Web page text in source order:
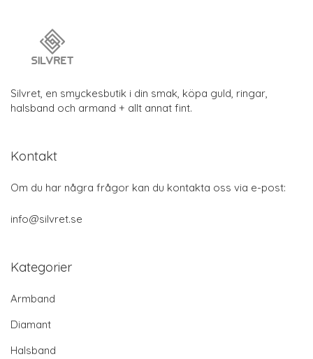
Silvret, en smyckesbutik i din smak, köpa guld, ringar,
halsband och armand + allt annat fint.
Kontakt
Om du har några frågor kan du kontakta oss via e-post:
info@silvret.se
Kategorier
Armband
Diamant
Halsband